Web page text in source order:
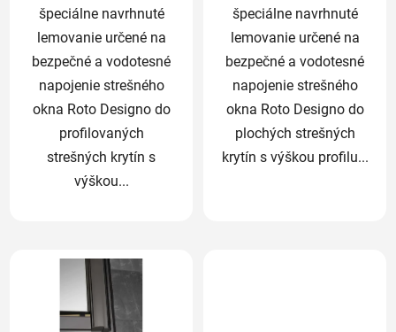
špeciálne navrhnuté
lemovanie určené na
bezpečné a vodotesné
napojenie strešného
okna Roto Designo do
profilovaných
strešných krytín s
výškou...
špeciálne navrhnuté
lemovanie určené na
bezpečné a vodotesné
napojenie strešného
okna Roto Designo do
plochých strešných
krytín s výškou profilu...